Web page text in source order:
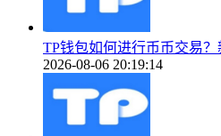
TP钱包如何进行币币交易
2026-08-06 20:19:14